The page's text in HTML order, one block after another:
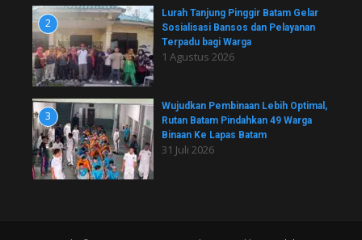
2
Lurah Tanjung Pinggir Batam Gelar
Sosialisasi Bansos dan Pelayanan
Terpadu bagi Warga
1 Agustus 2026
3
Wujudkan Pembinaan Lebih Optimal,
Rutan Batam Pindahkan 49 Warga
Binaan Ke Lapas Batam
31 Juli 2026